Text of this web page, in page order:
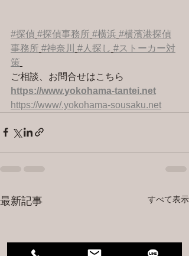
#探偵 #探偵事務所 #横浜 #横濱港探偵
事務所 #神奈川 #人探し #ストーカー対
策
ご相談、お問合せはこちら
https://www.yokohama-tantei.net
https://www/.yokohama-sousaku.net
最新記事 すべて表示